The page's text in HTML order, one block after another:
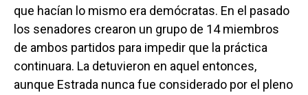
que hacían lo mismo era demócratas. En el pasado
los senadores crearon un grupo de 14 miembros
de ambos partidos para impedir que la práctica
continuara. La detuvieron en aquel entonces,
aunque Estrada nunca fue considerado por el pleno